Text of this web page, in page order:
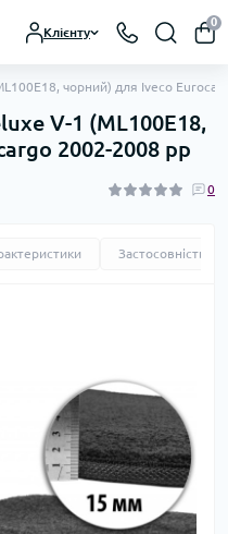
Клієнту
0
чорний) для Iveco
V-1 (ML100E18,
2002-2008 рр
0
Застосовність